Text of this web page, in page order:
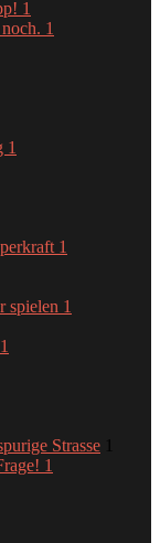
1
1
1
1
spielen 1
1
Strasse 1
1